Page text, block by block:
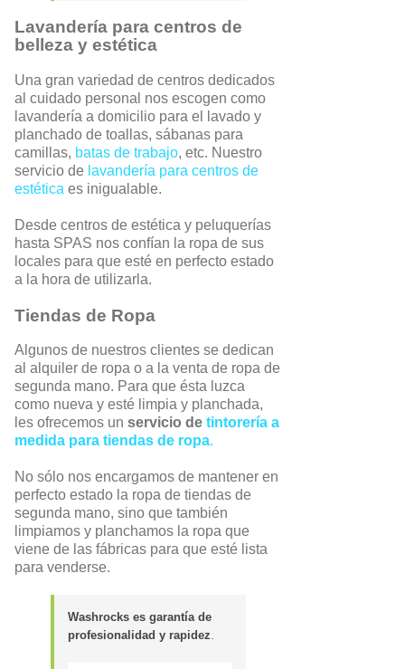
Lavandería para centros de
belleza y estética
Una gran variedad de centros dedicados
al cuidado personal nos escogen como
lavandería a domicilio para el lavado y
planchado de toallas, sábanas para
camillas, batas de trabajo, etc. Nuestro
servicio de lavandería para centros de
estética es inigualable.
Desde centros de estética y peluquerías
hasta SPAS nos confían la ropa de sus
locales para que esté en perfecto estado
a la hora de utilizarla.
Tiendas de Ropa
Algunos de nuestros clientes se dedican
al alquiler de ropa o a la venta de ropa de
segunda mano. Para que ésta luzca
como nueva y esté limpia y planchada,
les ofrecemos un servicio de tintorería a
medida para tiendas de ropa.
No sólo nos encargamos de mantener en
perfecto estado la ropa de tiendas de
segunda mano, sino que también
limpiamos y planchamos la ropa que
viene de las fábricas para que esté lista
para venderse.
Washrocks es garantía de
profesionalidad y rapidez.